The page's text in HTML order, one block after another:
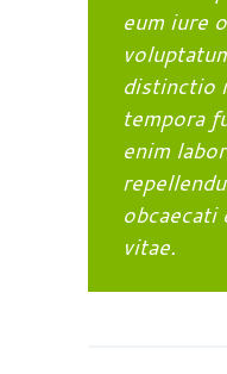
eum iure
distinctio
tempora
enim
vitae.